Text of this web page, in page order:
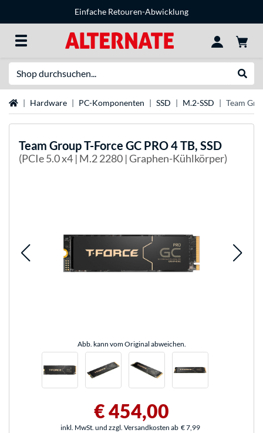
Einfache Retouren-Abwicklung
StartseiteHardware PC-Komponenten SSD M.2-SSD Team
Team GroupT-Force GC PRO 4 TB, SSD
(PCIe 5.0 x4 | M.2 2280 | Graphen-Kühlkörper)
Abb. kann vom Original abweichen.
€ 454,00
inkl. MwSt. und zzgl. Versandkosten ab € 7,99